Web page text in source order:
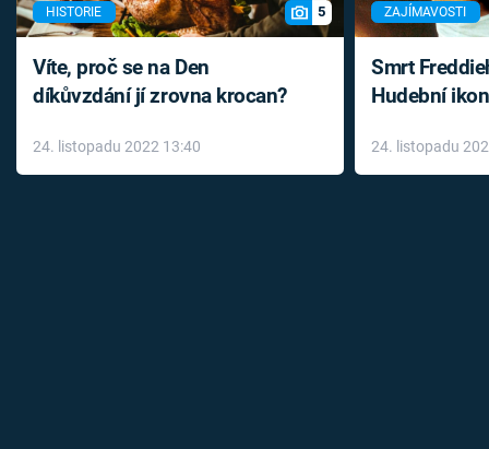
HISTORIE 5
Víte, proč se na Den
díkůvzdání jí zrovna krocan?
24. listopadu 2022 13:40
ZAJÍMAVOSTI
Smrt
Hudební
léky
24. listopadu